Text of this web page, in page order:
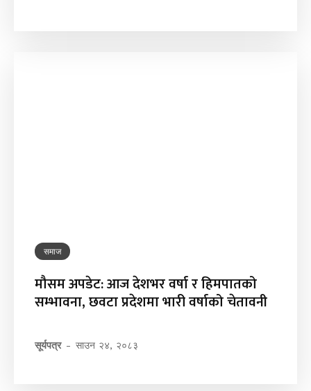
समाज
मौसम अपडेट: आज देशभर वर्षा र हिमपातको
सम्भावना, छवटा प्रदेशमा भारी वर्षाको चेतावनी
सूर्यपत्र - साउन २४, २०८३